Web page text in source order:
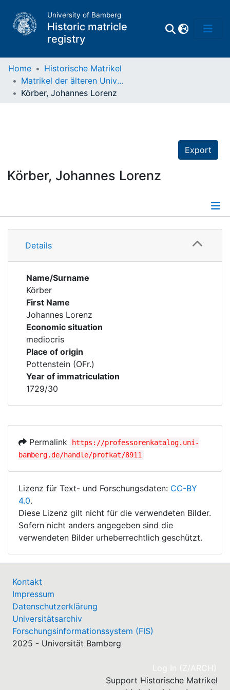
University of Bamberg
Historic matricle
registry
Matrikel
Home
Historische Matrikel
Matrikel der älteren Universität
Körber, Johannes Lorenz
Export
Körber, Johannes Lorenz
Details
Details
Name/Surname
Körber
First Name
Johannes Lorenz
Economic situation
mediocris
Place of origin
Pottenstein (OFr.)
Year of immatriculation
1729/30
Permalink
https://professorenkatalog.uni-
bamberg.de/handle/profkat/8911
Lizenz für Text- und Forschungsdaten: CC-BY
4.0.
Diese Lizenz gilt nicht für die verwendeten Bilder.
Sofern nicht anders angegeben sind die
verwendeten Bilder urheberrechtlich geschützt.
Kontakt
Impressum
Datenschutzerklärung
Universitätsarchiv
Forschungsinformationssystem (FIS)
2025 - Universität Bamberg
Log In (Z/ARCH)
Support Historische Matrikel